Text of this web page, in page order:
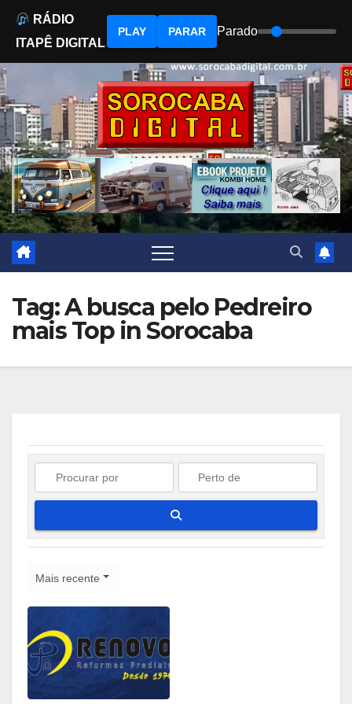
to
content
Tag: A busca pelo Pedreiro
mais Top in Sorocaba
Mais recente
RÁDIO
ITAPÊ DIGITAL
PLAY PARAR Parado